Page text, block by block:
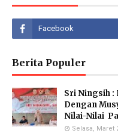
Berita Populer
Sri Ningsih :
Dengan
Nilai-Nilai
Selasa, Maret